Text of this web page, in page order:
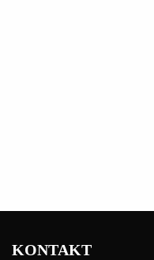
KONTAKT